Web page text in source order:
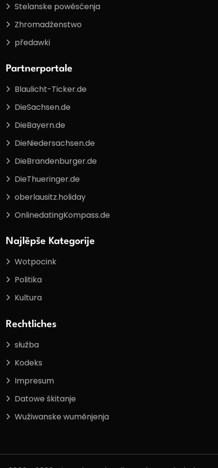
Stelanske powěsćenja
Zhromadźenstwo
předawki
Partnerportale
Blaulicht-Ticker.de
DieSachsen.de
DieBayern.de
DieNiedersachsen.de
DieBrandenburger.de
DieThueringer.de
oberlausitz.holiday
OnlinedatingKompass.de
Najlěpše Kategorije
Wotpocink
Politika
Kultura
Rechtliches
słužba
Kodeks
Impresum
Datowe škitanje
Wužiwanske wuměnjenja